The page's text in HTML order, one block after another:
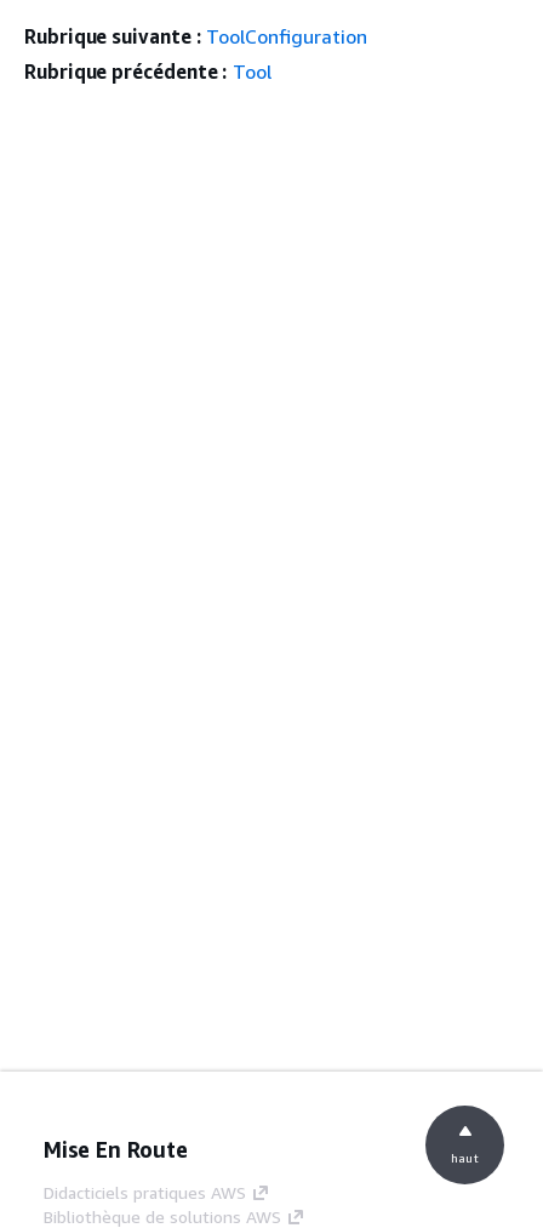
Rubrique suivante : ToolConfiguration
Rubrique précédente : Tool
Mise En Route
Didacticiels pratiques AWS
Bibliothèque de solutions AWS
haut